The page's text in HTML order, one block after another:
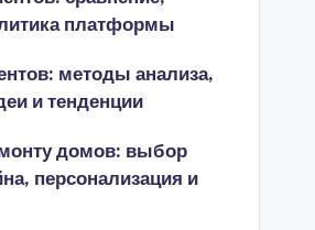
платформы
методы анализа,
и тенденции
домов: выбор
персонализация и